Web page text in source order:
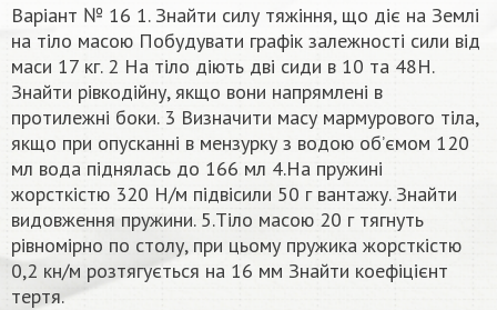
Варiант № 16 1. Знайти силу тяжіння, що діє на Землi
на тiло масою Побудувати графік залежності сили від
маси 17 кг. 2 На тiло діють дві сиди в 10 та 48H.
Знайти рiвкодiйну, якщо вони напрямлені в
протилежні боки. 3 Визначити масу мармурового тiла,
якщо при опусканні в мензурку з водою об’ємом 120
мл вода пiднялась до 166 мл 4.На пружинi
жорсткістю 320 Н/м підвісили 50 г вантажу. Знайти
видовження пружини. 5.Тiло масою 20 г тягнуть
рівномірно по столу, при цьому пружика жорсткістю
0,2 кн/м розтягується на 16 мм Знайти коефіцієнт
тертя.​